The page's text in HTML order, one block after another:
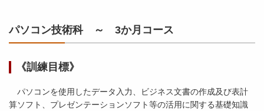
パソコン技術科 ～ 3か月コース
《訓練目標》
パソコンを使用したデータ入力、ビジネス文書の作成及び表計
算ソフト、プレゼンテーションソフト等の活用に関する基礎知識